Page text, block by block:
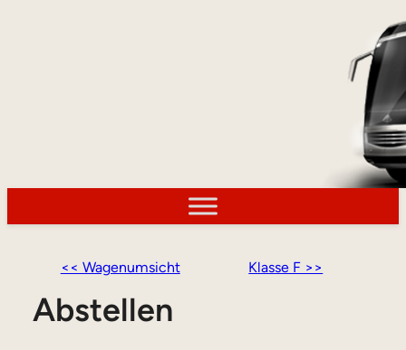
<< Wagenumsicht Klasse F >>
Abstellen